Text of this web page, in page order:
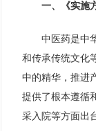
一、《实施
中医药是中
和传承传统文化
中的精华，推进
提供了根本遵循
采入院等方面出